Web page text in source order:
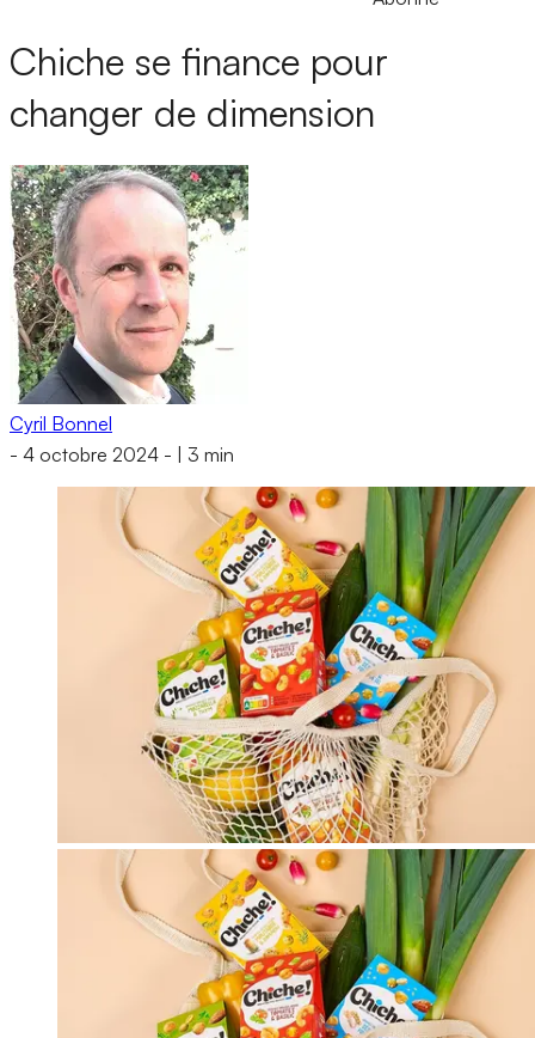
Chiche se finance pour
changer de dimension
Cyril Bonnel
- 4 octobre 2024 - 3 min